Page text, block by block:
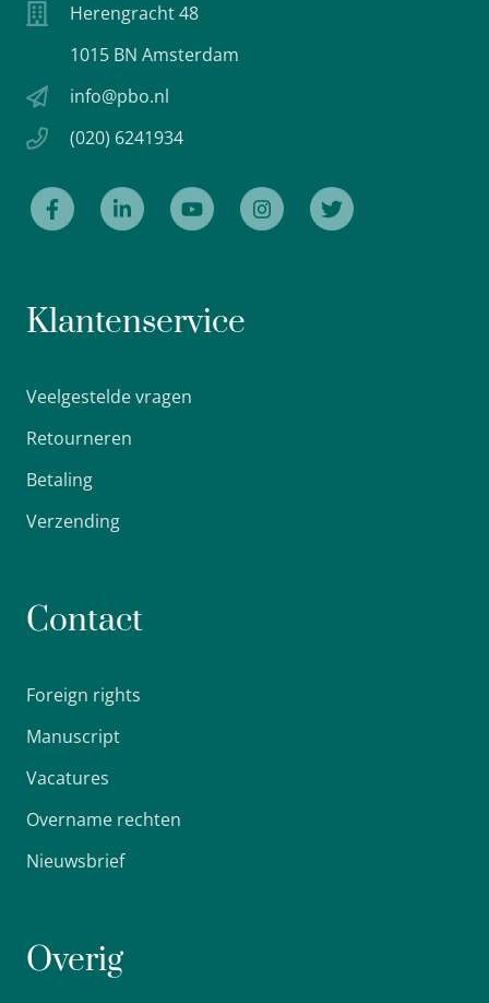
Herengracht 48
1015 BN Amsterdam
info@pbo.nl
(020) 6241934
Klantenservice
Veelgestelde vragen
Retourneren
Betaling
Verzending
Contact
Foreign rights
Manuscript
Vacatures
Overname rechten
Nieuwsbrief
Overig